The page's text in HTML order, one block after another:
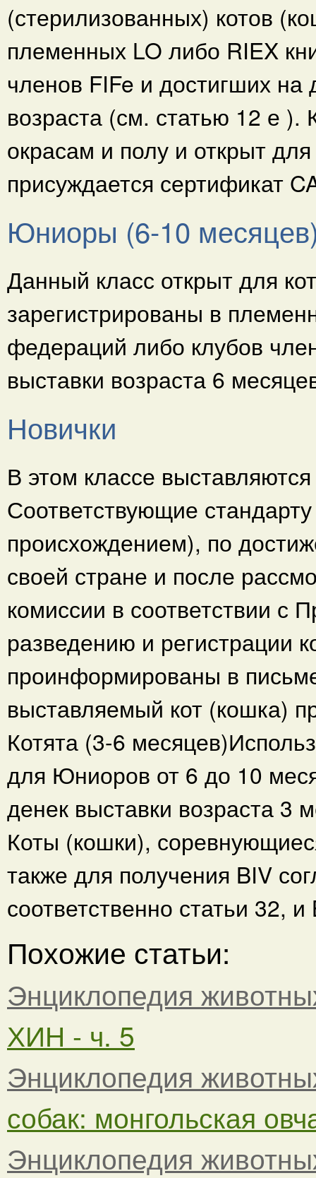
(стерилизованных) котов
племенных LO либо RIEX
членов FIFe и достигших на
возраста (см. статью 12 е
окрасам и полу и открыт
присуждается сертификат
Юниоры (6-10
Данный класс открыт для
зарегистрированы в
федераций либо клубов
выставки возраста 6
Новички
В этом классе
Соответствующие
происхождением), по
своей стране и после
комиссии в соответствии с
разведению и регистрации
проинформированы в
выставляемый кот (кошка)
Котята (3-6
для Юниоров от 6 до 10
денек выставки возраста 3
Коты (кошки),
также для получения BIV
соответственно статьи 32,
Похожие статьи:
Энциклопедия
ХИН - ч. 5
Энциклопедия
собак: монгольская
Энциклопедия